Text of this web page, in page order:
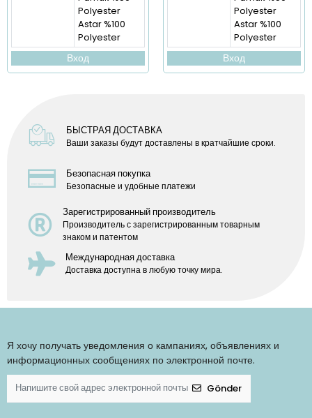
Polyester
Astar %100
Polyester
Вход
Polyester
Astar %100
Polyester
Вход
БЫСТРАЯ ДОСТАВКА
Ваши заказы будут доставлены в кратчайшие сроки.
Безопасная покупка
Безопасные и удобные платежи
Зарегистрированный производитель
Производитель с зарегистрированным товарным
знаком и патентом
Международная доставка
Доставка доступна в любую точку мира.
Я хочу получать уведомления о кампаниях, объявлениях и
информационных сообщениях по электронной почте.
Gönder